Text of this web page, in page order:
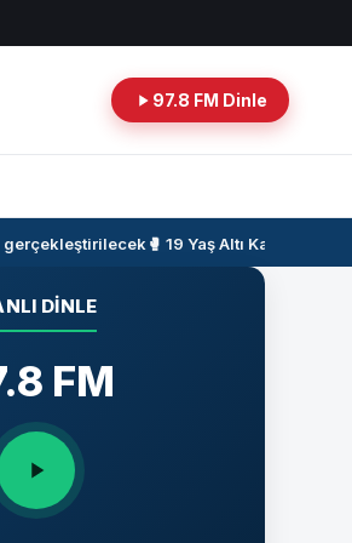
97.8 FM Dinle
🥊 19 Yaş Altı Kadın Milli
DINLE
FM